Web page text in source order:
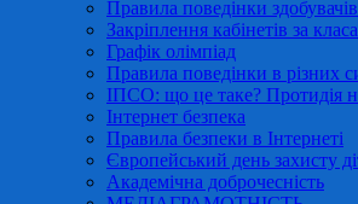
Правила поведінки
Закріплення кабінетів за
Графік олімпіад
Правила поведінки в різних
ІПСО: що це таке? Протидія
Інтернет безпека
Правила безпеки в Інтернеті
Європейський день захисту
Академічна доброчесність